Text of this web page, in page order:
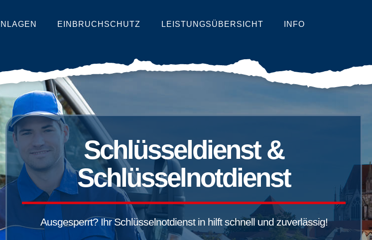
EINBRUCHSCHUTZ LEISTUNGSÜBERSICHT INFO
Schlüsseldienst &
Schlüsselnotdienst
Ausgesperrt? Ihr Schlüsselnotdienst in hilft schnell und zuverlässig!